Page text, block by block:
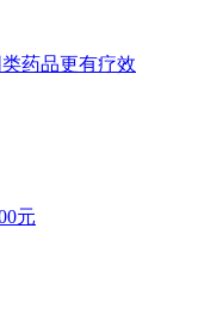
药品更有疗效
元